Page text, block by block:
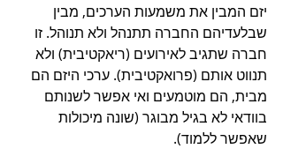
יזם המבין את משמעות הערכים, מבין
שבלעדיהם החברה תתנהל ולא תנוהל. זו
חברה שתגיב לאירועים (ריאקטיבית) ולא
תנווט אותם (פרואקטיבית). ערכי היזם הם
מבית, הם מוטמעים ואי אפשר לשנותם
בוודאי לא בגיל מבוגר (שונה מיכולות
שאפשר ללמוד).